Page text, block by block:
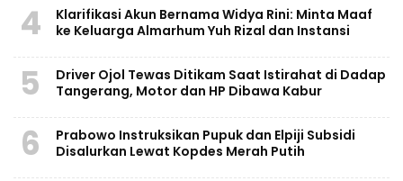
4
Klarifikasi Akun Bernama Widya Rini: Minta Maaf
ke Keluarga Almarhum Yuh Rizal dan Instansi
5
Driver Ojol Tewas Ditikam Saat Istirahat di Dadap
Tangerang, Motor dan HP Dibawa Kabur
6
Prabowo Instruksikan Pupuk dan Elpiji Subsidi
Disalurkan Lewat Kopdes Merah Putih